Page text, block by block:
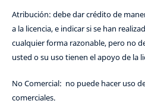
Atribución: debe dar crédito de
a la licencia, e indicar si se han
cualquier forma razonable, pero no
usted o su uso tienen el apoyo de la
No Comercial: no puede hacer uso
comerciales.